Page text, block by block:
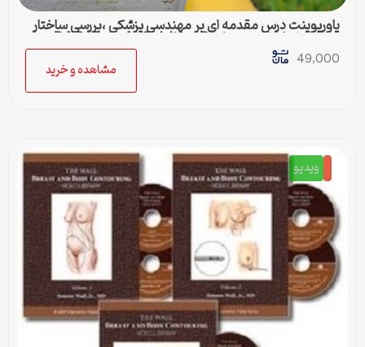
پاورپوینت درس مقدمه اي بر مهندسي پزشكي ،بررسي ساختار
سيستم اخذ داده ، DAQ: Data AcQuisition System
49,000
مشاهده و خرید
ویدیو